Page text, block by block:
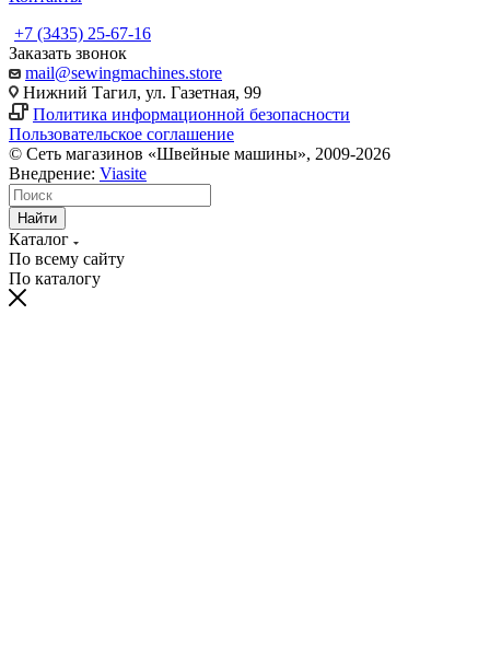
+7 (3435) 25-67-16
Заказать звонок
mail@sewingmachines.store
Нижний Тагил, ул. Газетная, 99
Политика информационной безопасности
Пользовательское соглашение
© Сеть магазинов «Швейные машины», 2009-2026
Внедрение: Viasite
Найти
Каталог
По всему сайту
По каталогу